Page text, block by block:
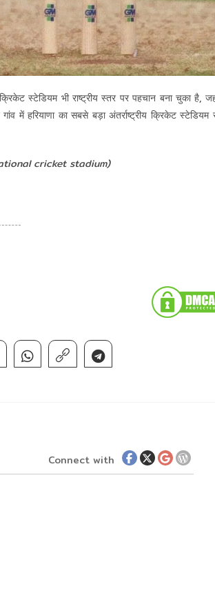
स्टेडियम भी राष्ट्रीय स्तर पर पहचान बना चुका है,
में हरियाणा का सबसे बड़ा अंतर्राष्ट्रीय क्रिकेट स्टेडियम
cricket stadium)
Connect with